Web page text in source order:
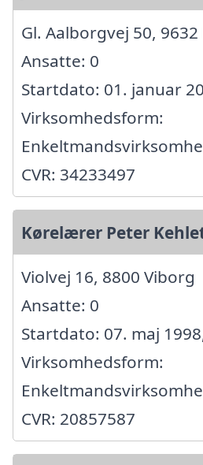
Gl. Aalborgvej 50,
Ansatte: 0
Startdato: 01. januar
Virksomhedsform:
CVR: 34233497
Kørelærer Peter
Violvej 16, 8800 Viborg
Ansatte: 0
Startdato: 07. maj
Virksomhedsform:
CVR: 20857587